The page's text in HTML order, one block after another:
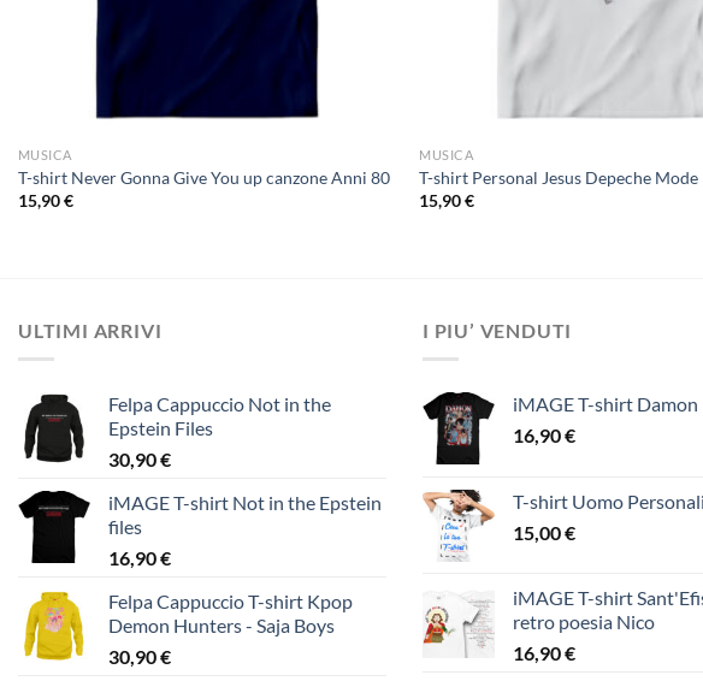
MUSICA
T-shirt Never Gonna Give You up canzone Anni 80
15,90€
MUSICA
T-shirt Personal Jesus Depeche Mode
15,90€
ULTIMI ARRIVI
Felpa Cappuccio Not in the
Epstein Files
30,90€
iMAGE T-shirt Not in the Epstein
files
16,90€
Felpa Cappuccio T-shirt Kpop
Demon Hunters - Saja Boys
30,90€
I PIU’ VENDUTI
iMAGE T-shirt Damon
16,90€
T-shirt Uomo
15,00€
iMAGE T-shirt
retro poesia Nico
16,90€